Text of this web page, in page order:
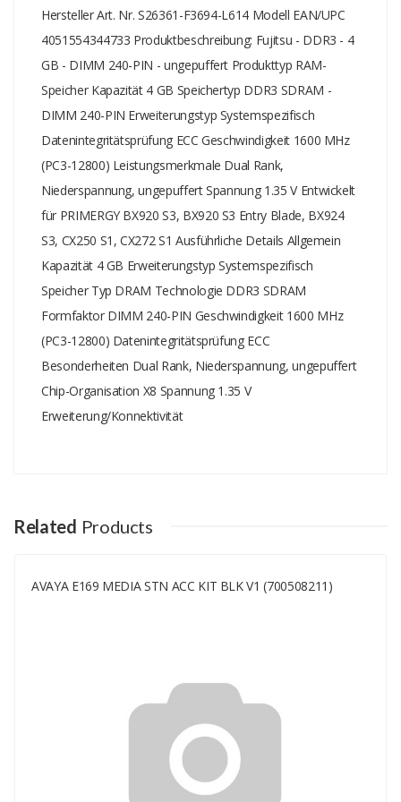
Hersteller Art. Nr. S26361-F3694-L614 Modell EAN/UPC
4051554344733 Produktbeschreibung: Fujitsu - DDR3 - 4
GB - DIMM 240-PIN - ungepuffert Produkttyp RAM-
Speicher Kapazität 4 GB Speichertyp DDR3 SDRAM -
DIMM 240-PIN Erweiterungstyp Systemspezifisch
Datenintegritätsprüfung ECC Geschwindigkeit 1600 MHz
(PC3-12800) Leistungsmerkmale Dual Rank,
Niederspannung, ungepuffert Spannung 1.35 V Entwickelt
für PRIMERGY BX920 S3, BX920 S3 Entry Blade, BX924
S3, CX250 S1, CX272 S1 Ausführliche Details Allgemein
Kapazität 4 GB Erweiterungstyp Systemspezifisch
Speicher Typ DRAM Technologie DDR3 SDRAM
Formfaktor DIMM 240-PIN Geschwindigkeit 1600 MHz
(PC3-12800) Datenintegritätsprüfung ECC
Besonderheiten Dual Rank, Niederspannung, ungepuffert
Chip-Organisation X8 Spannung 1.35 V
Erweiterung/Konnektivität
Your Name
Your Email
Related Products
AVAYA E169 MEDIA STN ACC KIT BLK V1 (700508211)